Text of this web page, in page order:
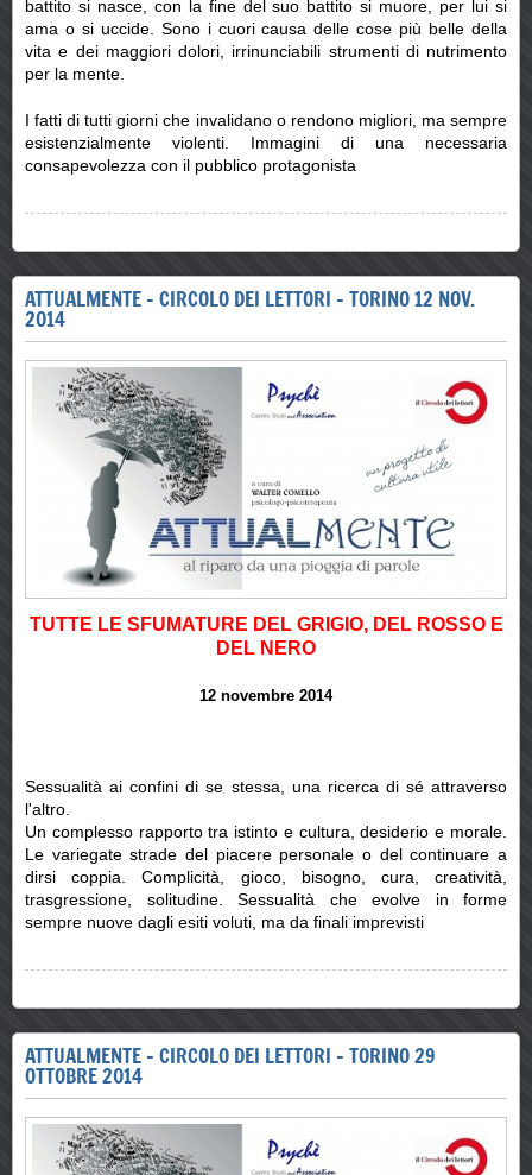
battito si nasce, con la fine del suo battito si muore, per lui si
ama o si uccide. Sono i cuori causa delle cose più belle della
vita e dei maggiori dolori, irrinunciabili strumenti di nutrimento
per la mente.
I fatti di tutti giorni che invalidano o rendono migliori, ma sempre
esistenzialmente violenti. Immagini di una necessaria
consapevolezza con il pubblico protagonista
ATTUALMENTE - CIRCOLO DEI LETTORI - TORINO 12 NOV.
2014
TUTTE LE SFUMATURE DEL GRIGIO, DEL ROSSO E
DEL NERO
12 novembre 2014
Sessualità ai confini di se stessa, una ricerca di sé attraverso
l'altro.
Un complesso rapporto tra istinto e cultura, desiderio e morale.
Le variegate strade del piacere personale o del continuare a
dirsi coppia. Complicità, gioco, bisogno, cura, creatività,
trasgressione, solitudine. Sessualità che evolve in forme
sempre nuove dagli esiti voluti, ma da finali imprevisti
ATTUALMENTE - CIRCOLO DEI LETTORI - TORINO 29
OTTOBRE 2014